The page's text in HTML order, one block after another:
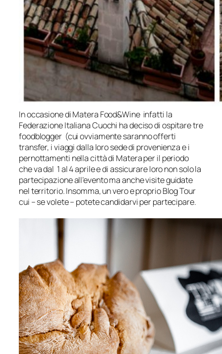
In occasione di Matera Food&Wine infatti la
Federazione Italiana Cuochi ha deciso di ospitare tre
foodblogger (cui ovviamente saranno offerti
transfer, i viaggi dalla loro sede di provenienza e i
pernottamenti nella città di Matera per il periodo
che va dal 1 al 4 aprile e di assicurare loro non solo la
partecipazione all’evento ma anche visite guidate
nel territorio. Insomma, un vero e proprio Blog Tour
cui – se volete – potete candidarvi per partecipare.